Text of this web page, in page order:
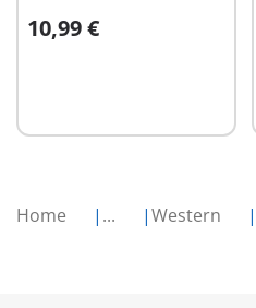
Home ... Western
10,99 €
In winkelwagen